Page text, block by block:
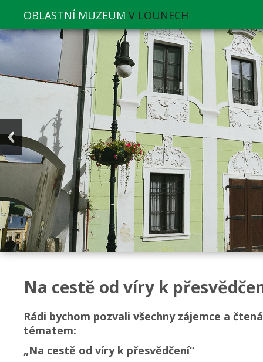
OBLASTNÍ MUZEUM V LOUNECH
Na cestě od víry k
Rádi bychom pozvali všechny zájemce a
tématem:
„Na cestě od víry k přesvědčení“